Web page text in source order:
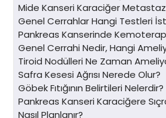
Mide Kanseri Karaciğer
Genel Cerrahlar Hangi Testleri
Pankreas Kanserinde
Genel Cerrahi Nedir, Hangi
Tiroid Nodülleri Ne Zaman
Safra Kesesi Ağrısı Nerede Olur?
Göbek Fıtığının Belirtileri Nelerdir?
Pankreas Kanseri Karaciğere
Nasıl Planlanır?